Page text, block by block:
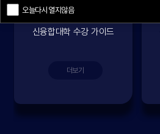
도 차세대디스플레이 혁
신융합대학 수강 가이드
더보기
오늘다시열지않음